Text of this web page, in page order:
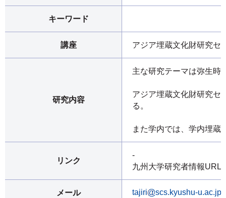
キーワード
講座 アジア埋蔵文化財研究
研究内容
主な研究テーマは弥生時
アジア埋蔵文化財研究セ
る。
また学内では、学内埋蔵
リンク
-
九州大学研究者情報URL
メール tajiri scs.kyushu-u.ac.jp